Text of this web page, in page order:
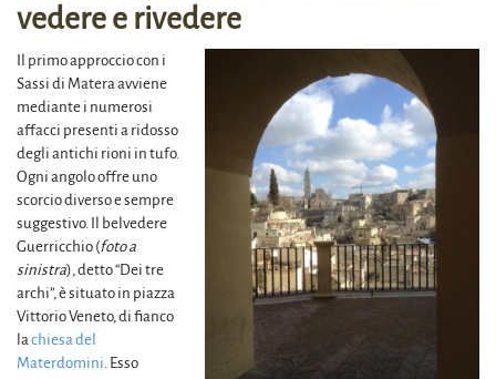
vedere e rivedere
Il primo approccio con i
Sassi di Matera avviene
mediante i numerosi
affacci presenti a ridosso
degli antichi rioni in tufo.
Ogni angolo offre uno
scorcio diverso e sempre
suggestivo. Il belvedere
Guerricchio (foto a
sinistra), detto “Dei tre
archi”, è situato in piazza
Vittorio Veneto, di fianco
la chiesa del
Materdomini . Esso